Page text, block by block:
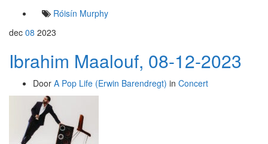
Róisín Murphy
dec 08 2023
Ibrahim Maalouf, 08-12-2023
Door A Pop Life (Erwin Barendregt) in Concert